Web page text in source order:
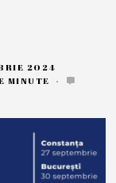
2024
1
M
B
I
MINUTE